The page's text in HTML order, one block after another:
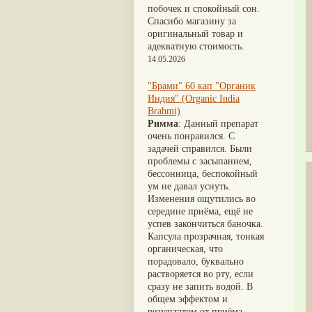
Nirdosh(3)
Агастья расаяна(3)
Ашта чурна(3)
Аштаваргам(3)
Брами вати с золотом
Брихатьяди(3)
Видарьяди(3)
Гуггул
Дханвантарам 101(3)
Дханвантарам тайлам(3)
Кайлаш дживан(3)
Кальянака гритам(3)
Кримикутхар рас(3)
Кунжутное масло(3)
Кутаджа(3)
Кширабала(3)
Лив 52(3)
more...
Ативиша(20)
Шиладжит(20)
Арджуна(19)
Касмарья(19)
Кориандр
Барбарис индийский(17)
Зира(17)
Крапива индийская
Патола (17)
Холарена - Кутаджа (17)
Шионака(17)
Аджван/Ажгон(16)
Акация катеху(16)
Кальций(16)
Укроп пахучий(16)
Дашамула(15)
Лодхра(14)
Моринга(14)
Перец кубеба (14)
Сахарный тростник(14)
Бхунимба/Андрографис
метельчатый(13)
Гвоздика(13)
побочек и спокойный сон.
Спасибо магазину за
оригинальный товар и
адекватную стоимость.
14.05.2026
"Брами" 60 кап "Органик
Индия" (Organic India
Brahmi)
Римма: Данный препарат
очень понравился. С
задачей справился. Были
проблемы с засыпанием,
бессонница, беспокойный
ум не давал уснуть.
Изменения ощутились во
середине приёма, ещё не
успев закончиться баночка.
Капсула прозрачная, тонкая
органическая, что
порадовало, буквально
растворяется во рту, если
сразу не запить водой. В
общем эффектом и